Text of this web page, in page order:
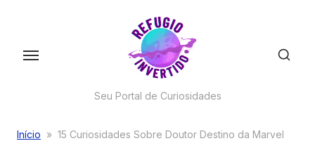
Seu Portal de Curiosidades
Início » 15 Curiosidades Sobre Doutor Destino da Marvel